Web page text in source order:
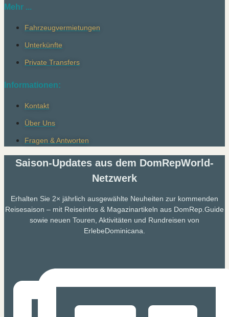
Mehr ...
Fahrzeugvermietungen
Unterkünfte
Private Transfers
Informationen:
Kontakt
Über Uns
Fragen & Antworten
Saison-Updates aus dem DomRepWorld-
Netzwerk
Erhalten Sie 2× jährlich ausgewählte Neuheiten zur kommenden
Reisesaison – mit Reiseinfos & Magazinartikeln aus DomRep.Guide
sowie neuen Touren, Aktivitäten und Rundreisen von
ErlebeDominicana.